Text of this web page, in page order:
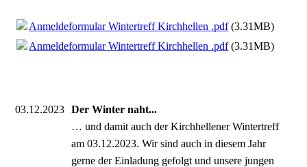
Anmeldeformular Wintertreff Kirchhellen .pdf(3.31MB)
Anmeldeformular Wintertreff Kirchhellen .pdf(3.31MB)
03.12.2023
Der Winter naht...
… und damit auch der Kirchhellener Wintertreff
am 03.12.2023. Wir sind auch in diesem Jahr
gerne der Einladung gefolgt und unsere jungen